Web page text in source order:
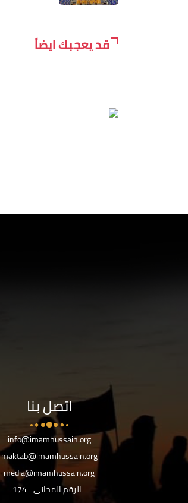
قد يعجبك ايضاً
اتصل بنا
info@imamhussain.org
maktab@imamhussain.org
media@imamhussain.org
الرقم المجاني 174